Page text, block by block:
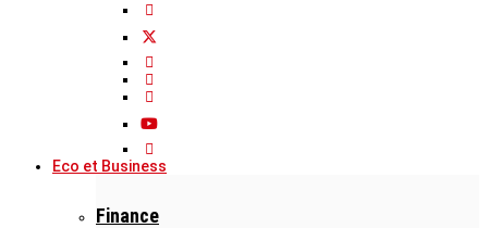
Eco et Business
Finance